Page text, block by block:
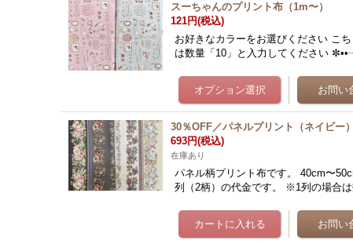
スーちゃんのプリント布（1m〜）
121円(税込)
お好きなカラーをお選びください こ
は数量「10」と入力してください
30％OFF／パネルプリント（ネイビー
693円(税込)
在庫あり
パネル柄プリント布です。 40cm〜
列（2柄）の代金です。 ※1列の場合